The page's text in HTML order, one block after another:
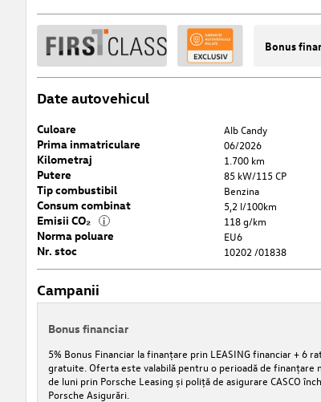
Bonus
Date autovehicul
Culoare Alb Candy
Prima inmatriculare 06/2026
Kilometraj 1.700 km
Putere 85 kW/115 CP
Tip combustibil Benzina
Consum combinat 5,2 l/100km
Emisii CO₂ i 118 g/km
Norma poluare EU6
Nr. stoc 10202 /01838
Campanii
Bonus financiar
5% Bonus Financiar la finanțare prin LEASING financiar + 6
gratuite. Oferta este valabilă pentru o perioadă de finanțare
de luni prin Porsche Leasing și poliță de asigurare CASCO
Porsche Asigurări.